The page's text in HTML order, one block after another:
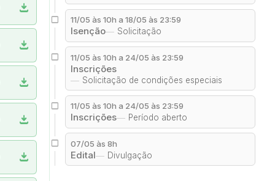
download
download
download
download
download
11/05 às 10h a 18/05 às 23:59
Isenção Solicitação
11/05 às 10h a 24/05 às 23:59
Inscrições
Solicitação de condições especiais
11/05 às 10h a 24/05 às 23:59
Inscrições Período aberto
07/05 às 8h
Edital Divulgação